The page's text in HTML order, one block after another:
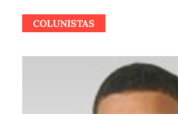
COLUNISTAS